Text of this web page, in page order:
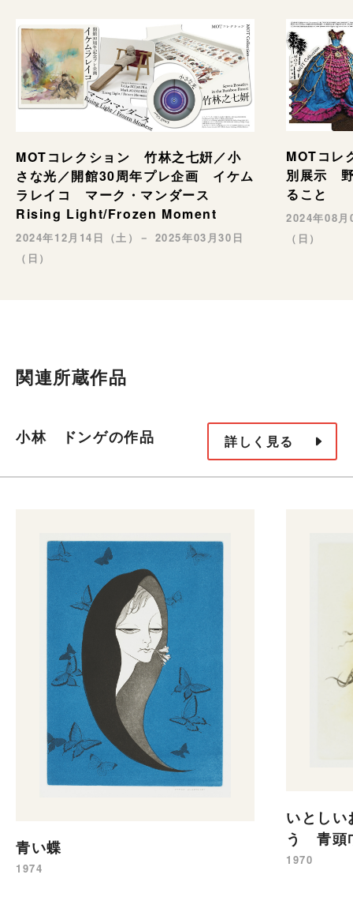
MOTコレクション 竹林之七姸／小
さな光／開館30周年プレ企画 イケム
ラレイコ マーク・マンダース
Rising Light/Frozen Moment
2024年12月14日（土）－ 2025年03月30日
（日）
MOTコレ
別展示
ること
2024年08
（日）
関連所蔵作品
小林 ドンゲの作品 詳しく見る
青い蝶
1974
いとし
う 青頭
1970